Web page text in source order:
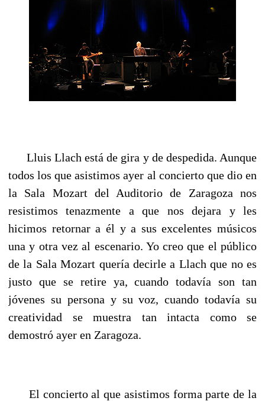
Lluis Llach está de gira y de despedida. Aunque
todos los que asistimos ayer al concierto que dio en
la Sala Mozart del Auditorio de Zaragoza nos
resistimos tenazmente a que nos dejara y les
hicimos retornar a él y a sus excelentes músicos
una y otra vez al escenario. Yo creo que el público
de la Sala Mozart quería decirle a Llach que no es
justo que se retire ya, cuando todavía son tan
jóvenes su persona y su voz, cuando todavía su
creatividad se muestra tan intacta como se
demostró ayer en Zaragoza.
El concierto al que asistimos forma parte de la